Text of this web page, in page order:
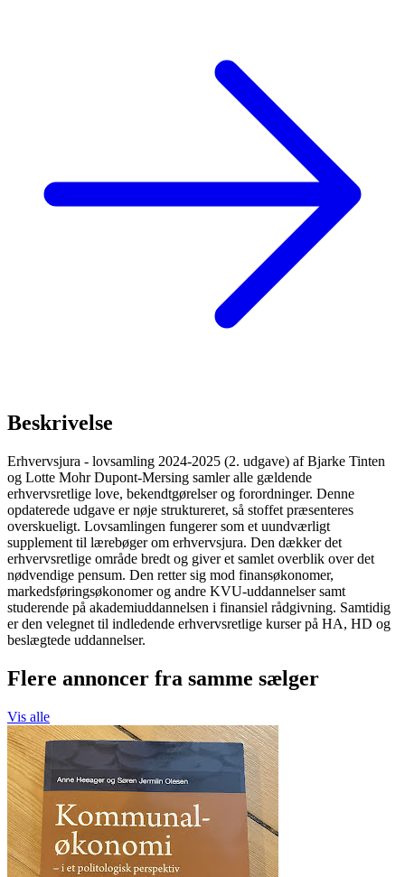
Beskrivelse
Erhvervsjura - lovsamling 2024-2025 (2. udgave) af Bjarke Tinten
og Lotte Mohr Dupont-Mersing samler alle gældende
erhvervsretlige love, bekendtgørelser og forordninger. Denne
opdaterede udgave er nøje struktureret, så stoffet præsenteres
overskueligt. Lovsamlingen fungerer som et uundværligt
supplement til lærebøger om erhvervsjura. Den dækker det
erhvervsretlige område bredt og giver et samlet overblik over det
nødvendige pensum. Den retter sig mod finansøkonomer,
markedsføringsøkonomer og andre KVU-uddannelser samt
studerende på akademiuddannelsen i finansiel rådgivning. Samtidig
er den velegnet til indledende erhvervsretlige kurser på HA, HD og
beslægtede uddannelser.
Flere annoncer fra samme sælger
Vis alle